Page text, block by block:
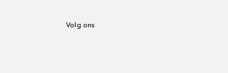
Volg ons